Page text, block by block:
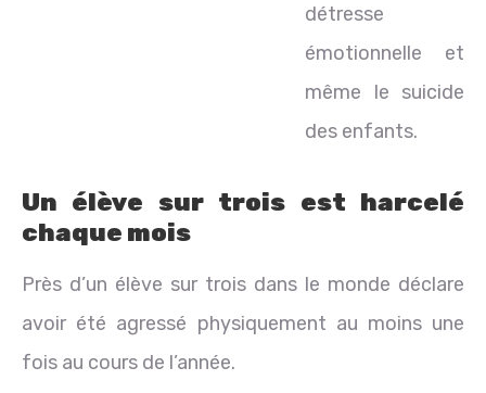
détresse
émotionnelle et
même le suicide
des enfants.
Un élève sur trois est harcelé
chaque mois
Près d’un élève sur trois dans le monde déclare
avoir été agressé physiquement au moins une
fois au cours de l’année.